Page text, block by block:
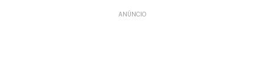
ANÚNCIO